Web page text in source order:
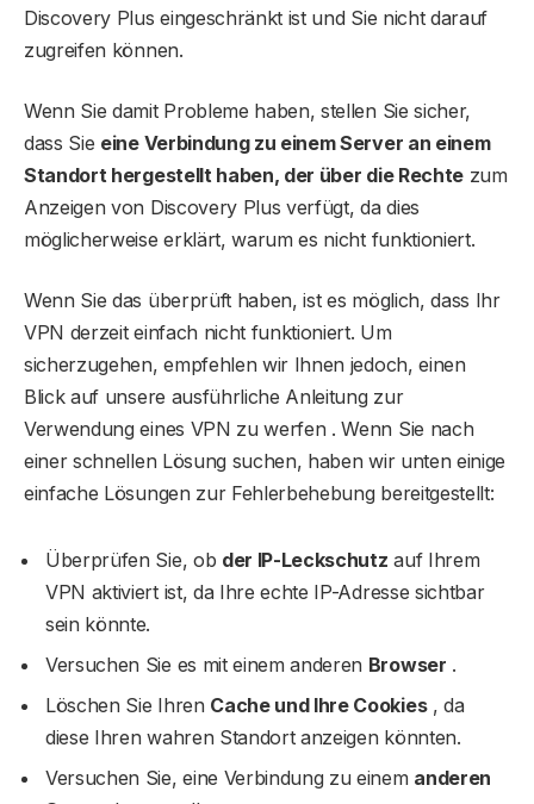
Discovery Plus eingeschränkt ist und Sie nicht darauf
zugreifen können.
Wenn Sie damit Probleme haben, stellen Sie sicher,
dass Sie eine Verbindung zu einem Server an einem
Standort hergestellt haben, der über die Rechtezum
Anzeigen von Discovery Plus verfügt, da dies
möglicherweise erklärt, warum es nicht funktioniert.
Wenn Sie das überprüft haben, ist es möglich, dass Ihr
VPN derzeit einfach nicht funktioniert. Um
sicherzugehen, empfehlen wir Ihnen jedoch, einen
Blick auf unsere ausführliche Anleitung zur
Verwendung eines VPN zu werfen . Wenn Sie nach
einer schnellen Lösung suchen, haben wir unten einige
einfache Lösungen zur Fehlerbehebung bereitgestellt:
Überprüfen Sie, ob der IP-Leckschutz auf Ihrem
VPN aktiviert ist, da Ihre echte IP-Adresse sichtbar
sein könnte.
Versuchen Sie es mit einem anderen Browser .
Löschen Sie Ihren Cache und Ihre Cookies, da
diese Ihren wahren Standort anzeigen könnten.
Versuchen Sie, eine Verbindung zu einem anderen